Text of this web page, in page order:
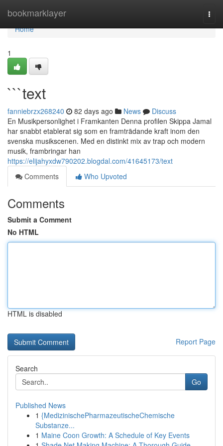
bookmarklayer
Home
Home
1
```text
fanniebrzx268240 82 days ago News
Discuss
En Musikpersonlighet i Framkanten Denna profilen Skippa Jamal
har snabbt etablerat sig som en framträdande kraft inom den
svenska musikscenen. Med en distinkt mix av trap och modern
musik, frambringar han
https://elijahyxdw790202.blogdal.com/41645173/text
Comments
Who Upvoted
Comments
Submit a Comment
No HTML
HTML is disabled
Report Page
Search
Go
Published News
1 {MedizinischePharmazeutischeChemische
Substanze...
1 Maine Coon Growth: A Schedule of Key Events